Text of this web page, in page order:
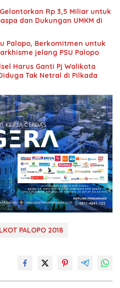
Rp 3,5 Miliar untuk
dan Dukungan UMKM di
Palopo, Berkomitmen untuk
jelang PSU Palopo
Harus Ganti Pj Walikota
Tak Netral di Pilkada
PALOPO 2018